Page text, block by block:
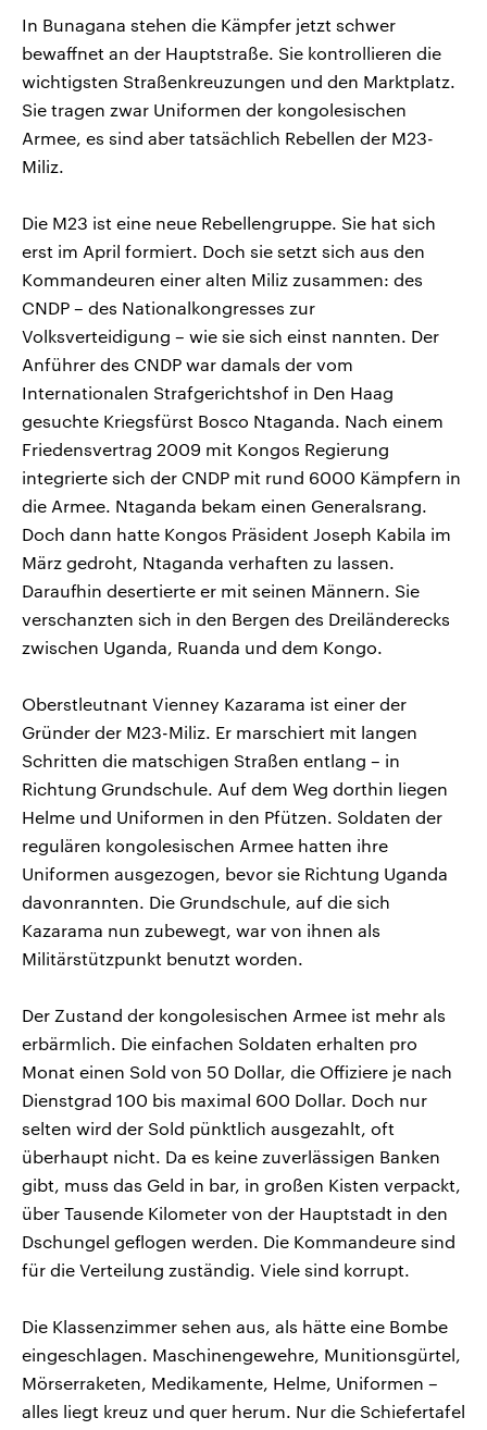
In Bunagana stehen die Kämpfer jetzt schwer
bewaffnet an der Hauptstraße. Sie kontrollieren die
wichtigsten Straßenkreuzungen und den Marktplatz.
Sie tragen zwar Uniformen der kongolesischen
Armee, es sind aber tatsächlich Rebellen der M23-
Miliz.
Die M23 ist eine neue Rebellengruppe. Sie hat sich
erst im April formiert. Doch sie setzt sich aus den
Kommandeuren einer alten Miliz zusammen: des
CNDP – des Nationalkongresses zur
Volksverteidigung – wie sie sich einst nannten. Der
Anführer des CNDP war damals der vom
Internationalen Strafgerichtshof in Den Haag
gesuchte Kriegsfürst Bosco Ntaganda. Nach einem
Friedensvertrag 2009 mit Kongos Regierung
integrierte sich der CNDP mit rund 6000 Kämpfern in
die Armee. Ntaganda bekam einen Generalsrang.
Doch dann hatte Kongos Präsident Joseph Kabila im
März gedroht, Ntaganda verhaften zu lassen.
Daraufhin desertierte er mit seinen Männern. Sie
verschanzten sich in den Bergen des Dreiländerecks
zwischen Uganda, Ruanda und dem Kongo.
Oberstleutnant Vienney Kazarama ist einer der
Gründer der M23-Miliz. Er marschiert mit langen
Schritten die matschigen Straßen entlang – in
Richtung Grundschule. Auf dem Weg dorthin liegen
Helme und Uniformen in den Pfützen. Soldaten der
regulären kongolesischen Armee hatten ihre
Uniformen ausgezogen, bevor sie Richtung Uganda
davonrannten. Die Grundschule, auf die sich
Kazarama nun zubewegt, war von ihnen als
Militärstützpunkt benutzt worden.
Der Zustand der kongolesischen Armee ist mehr als
erbärmlich. Die einfachen Soldaten erhalten pro
Monat einen Sold von 50 Dollar, die Offiziere je nach
Dienstgrad 100 bis maximal 600 Dollar. Doch nur
selten wird der Sold pünktlich ausgezahlt, oft
überhaupt nicht. Da es keine zuverlässigen Banken
gibt, muss das Geld in bar, in großen Kisten verpackt,
über Tausende Kilometer von der Hauptstadt in den
Dschungel geflogen werden. Die Kommandeure sind
für die Verteilung zuständig. Viele sind korrupt.
Die Klassenzimmer sehen aus, als hätte eine Bombe
eingeschlagen. Maschinengewehre, Munitionsgürtel,
Mörserraketen, Medikamente, Helme, Uniformen –
alles liegt kreuz und quer herum. Nur die Schiefertafel